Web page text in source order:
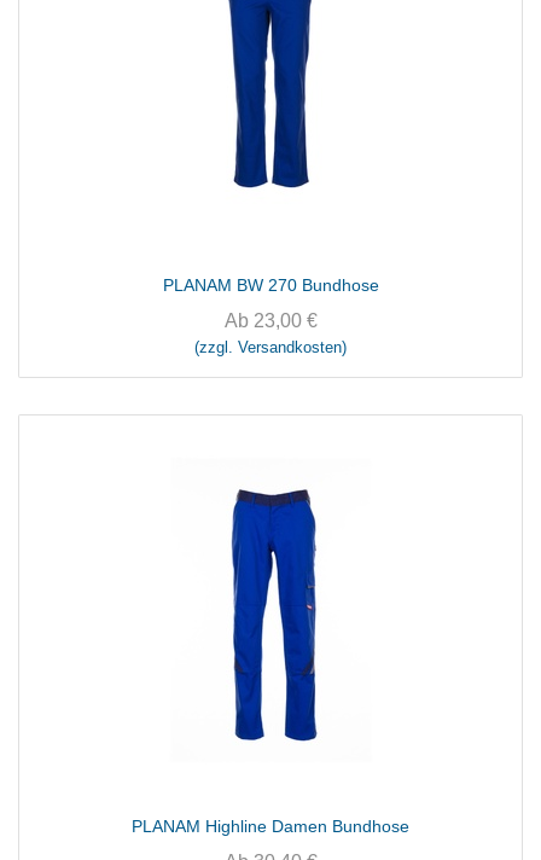
PLANAM BW 270 Bundhose
Ab 23,00€
(zzgl. Versandkosten)
PLANAM Highline Damen Bundhose